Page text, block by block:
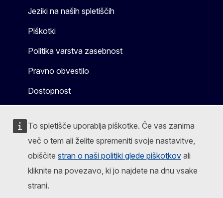
To spletišče uporablja piškotke. Če vas zanima
več o tem ali želite spremeniti svoje nastavitve,
obiščite stran o naši politiki glede piškotkov ali
kliknite na povezavo, ki jo najdete na dnu vsake
strani.
Jeziki na naših spletiščih
Piškotki
Politika varstva zasebnost
Pravno obvestilo
Dostopnost